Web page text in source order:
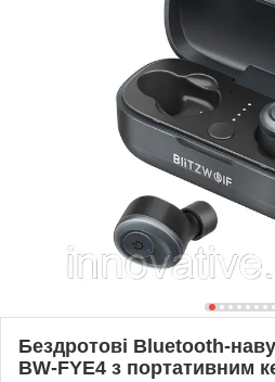
Бездротові Bluetooth-
BW-FYE4 з портативним